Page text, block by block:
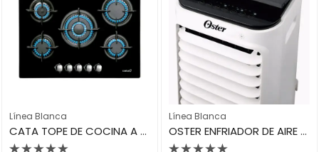
Línea Blanca
CATA TOPE DE COCINA A GAS 70CM 5H L7005CI
Línea Blanca
OSTER ENFRIADOR DE AIRE 12 LITROS DE AGUA AWKC12LW